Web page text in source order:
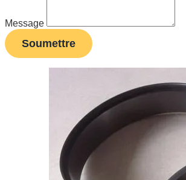
Message
Soumettre